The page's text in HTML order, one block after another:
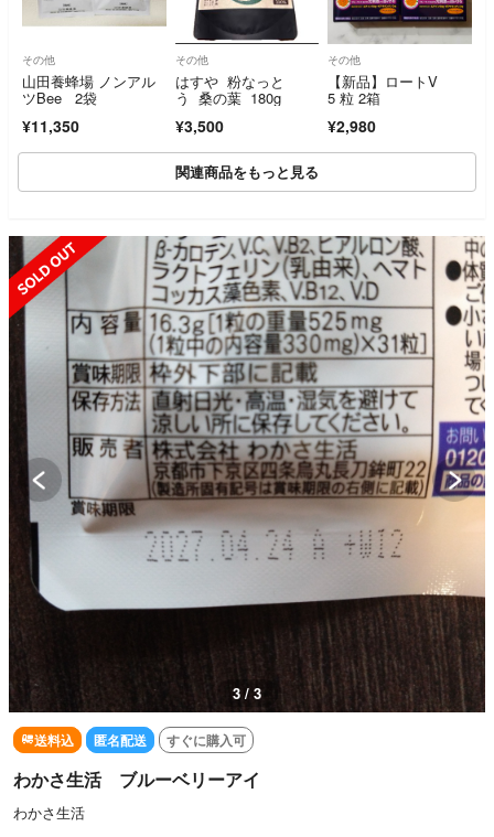
その他
山田養蜂場 ノンアル
ツBee 2袋
¥11,350
その他
はすや 粉なっと
う 桑の葉 180g
¥3,500
その他
【新品】ロートV
5 粒 2箱
¥2,980
関連商品をもっと見る
SOLD OUT
1 / 3
送料込 匿名配送 すぐに購入可
わかさ生活 ブルーベリーアイ
わかさ生活